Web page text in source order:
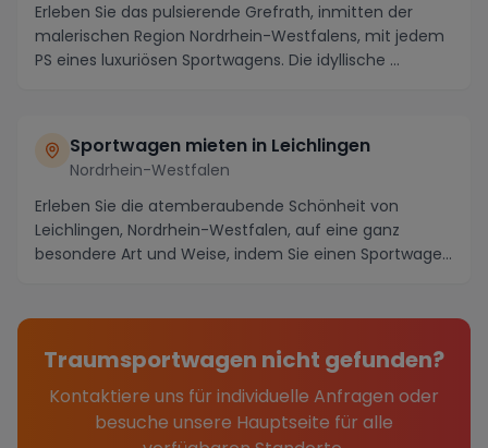
Erleben Sie das pulsierende Grefrath, inmitten der
malerischen Region Nordrhein-Westfalens, mit jedem
PS eines luxuriösen Sportwagens. Die idyllische ...
Sportwagen mieten in Leichlingen
Nordrhein-Westfalen
Erleben Sie die atemberaubende Schönheit von
Leichlingen, Nordrhein-Westfalen, auf eine ganz
besondere Art und Weise, indem Sie einen Sportwagen
Traumsportwagen nicht gefunden?
Kontaktiere uns für individuelle Anfragen oder
besuche unsere Hauptseite für alle